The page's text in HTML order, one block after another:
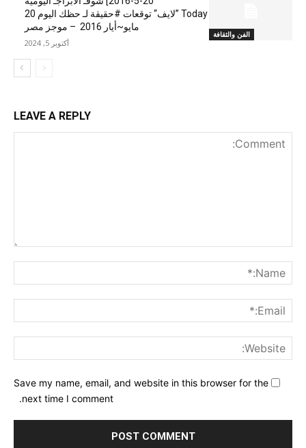
الفن والثقافة
Today ”لايف“ توقعات #حقيقة لـ حظك اليوم 20
مايو~أيار 2016 – موجز مصر
أكتوبر 5, 2024
LEAVE A REPLY
Save my name, email, and website in this browser for the
next time I comment.